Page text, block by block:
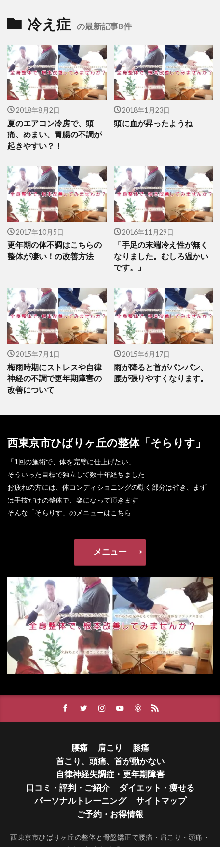
冷え症 の最新記事8件
2018年8月2日
夏のエアコン冷房で、頭
痛、めまい、胃腸の不調が
起きやすい？！
2018年1月23日
頭に血が昇ったようね
2017年10月5日
更年期の体不調はこちらの
整体が凄い！の改善方法
2016年11月29日
「手足の末端冷え性が無く
なりました。むしろ温かい
です。」
2015年7月1日
梅雨時期にストレスや自律
神経の不調で更年期障害の
改善について
2015年6月17日
雨が降ると首がパンパン、
腰が張りやすくなります。
西東京市ひばりヶ丘の整体「そらりす」
「1回の施術で、体を完璧に仕上げたい」
そういった目標で独立して数十年経ちました
お疲れの方には、体コンディショニングの動く部分は省き、まず
は手技だけの整体で、楽になって頂きます
そんな「そらりす」のメニューはこちら
メニュー
腰痛 肩こり
膝痛
首こり、頭痛、首が動かない
自律神経失調症・更年期障害
口コミ・評判・ご紹介
ダイエット・痩せる
パーソナルトレーニング
サイトマップ
ご予約・お得情報
西東京市ひばりヶ丘の整体と骨盤矯正で腰痛・肩こり・頭痛・